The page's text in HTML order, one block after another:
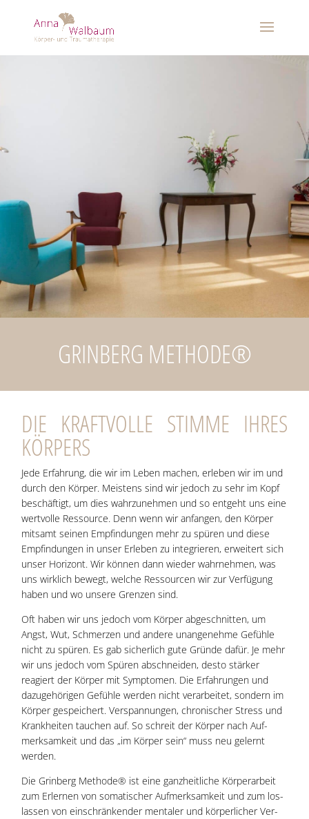
GRIN­BERG METHODE®
DIE KRAFT­VOL­LE STIM­ME IHRES
KÖRPERS
Jede Erfah­rung, die wir im Leben machen, erle­ben wir im und
durch den Kör­per. Meis­tens sind wir jedoch zu sehr im Kopf
beschäf­tigt, um dies wahr­zu­neh­men und so ent­geht uns eine
wert­vol­le Res­sour­ce. Denn wenn wir anfan­gen, den Kör­per
mit­samt sei­nen Emp­fin­dun­gen mehr zu spü­ren und die­se
Emp­fin­dun­gen in unser Erle­ben zu inte­grie­ren, erwei­tert sich
unser Hori­zont. Wir kön­nen dann wie­der wahr­neh­men, was
uns wirk­lich bewegt, wel­che Res­sour­cen wir zur Ver­fü­gung
haben und wo unse­re Gren­zen sind.
Oft haben wir uns jedoch vom Kör­per abge­schnit­ten, um
Angst, Wut, Schmer­zen und ande­re unan­ge­neh­me Gefüh­le
nicht zu spü­ren. Es gab sicher­lich gute Grün­de dafür. Je mehr
wir uns jedoch vom Spü­ren abschnei­den, des­to stär­ker
reagiert der Kör­per mit Sym­pto­men. Die Erfah­run­gen und
dazu­ge­hö­ri­gen Gefüh­le wer­den nicht ver­ar­bei­tet, son­dern im
Kör­per gespei­chert. Ver­span­nun­gen, chro­ni­scher Stress und
Krank­hei­ten tau­chen auf. So schreit der Kör­per nach Auf­
merk­sam­keit und das „im Kör­per sein“ muss neu gelernt
werden.
Die Grin­berg Metho­de® ist eine ganz­heit­li­che Kör­per­ar­beit
zum Erler­nen von soma­ti­scher Auf­merk­sam­keit und zum los­
las­sen von ein­schrän­ken­der men­ta­ler und kör­per­li­cher Ver­